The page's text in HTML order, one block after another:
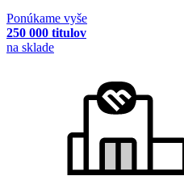
Ponúkame vyše
250 000 titulov
na sklade